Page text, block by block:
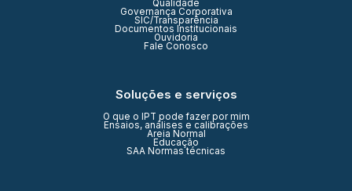
Qualidade
Governança Corporativa
SIC/Transparência
Documentos Institucionais
Ouvidoria
Fale Conosco
Soluções e serviços
O que o IPT pode fazer por mim
Ensaios, análises e calibrações
Areia Normal
Educação
SAA Normas técnicas